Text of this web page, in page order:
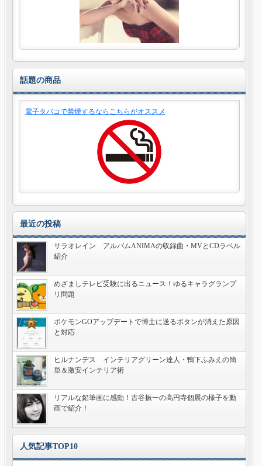
話題の商品
電子タバコで禁煙するならこちらがオススメ
最近の投稿
サラオレイン アルバムANIMAの収録曲・MVとCDラベル
紹介
めざましテレビ受験に出るニュース！ゆるキャラグランプ
リ問題
ポケモンGOアップデートで博士に送るボタンが消えた原因
と対応
ヒルナンデス インテリアグリーン達人・鴨下ふみえの簡
単＆激安インテリア術
リアルな鉛筆画に感動！古谷振一の高円寺個展の様子を動
画で紹介！
人気記事TOP10